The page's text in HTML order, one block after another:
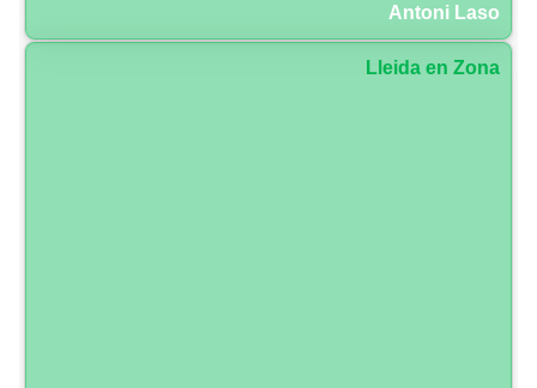
Antoni Laso
Lleida en Zona